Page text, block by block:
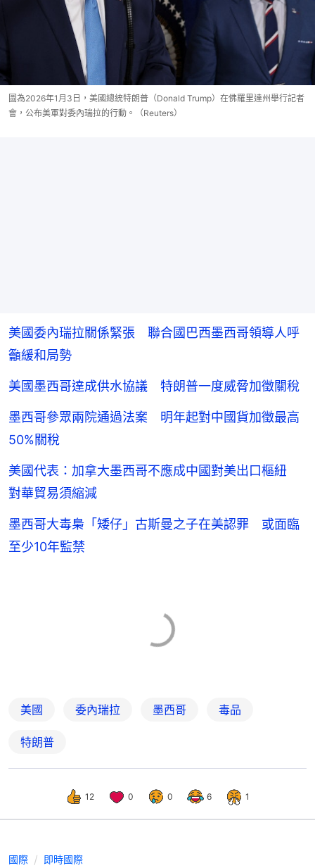
圖為2026年1月3日，美國總統特朗普（Donald Trump）在佛羅里達州舉行記者
會，公布美軍對委內瑞拉的行動。（Reuters）
美國委內瑞拉關係緊張 聯合國巴西墨西哥領導人呼
籲緩和局勢
美國墨西哥達成供水協議 特朗普一度威脅加徵關稅
墨西哥參眾兩院通過法案 明年起對中國貨加徵最高
50%關稅
美國代表：加拿大墨西哥不應成中國對美出口樞紐
對華貿易須縮減
墨西哥大毒梟「矮仔」古斯曼之子在美認罪 或面臨
至少10年監禁
美國 委內瑞拉 墨西哥 毒品
特朗普
12 0 0 6 1
國際 即時國際